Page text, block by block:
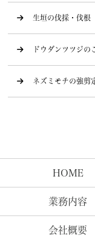
生垣の伐採・伐
ドウダンツツジ
ネズミモチの強
HOME
業務内容
会社概要